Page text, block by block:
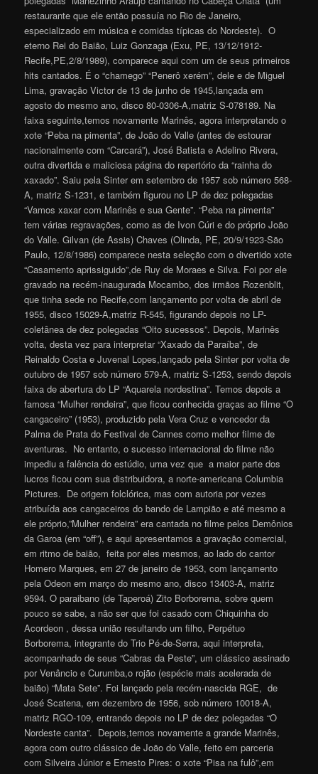
restaurante que ele então possuía no Rio de Janeiro,
especializado em música e comidas típicas do Nordeste). O
eterno Rei do Baião, Luiz Gonzaga (Exu, PE, 13/12/1912-
Recife,PE,2/8/1989), comparece aqui com um de seus primeiros
hits cantados. É o “chamego” “Penerô xerém”, dele e de Miguel
Lima, gravação Victor de 13 de junho de 1945,lançada em
agosto do mesmo ano, disco 80-0306-A,matriz S-078189. Na
faixa seguinte,temos novamente Marinês, agora interpretando o
xote “Peba na pimenta”, de João do Valle (antes de estourar
nacionalmente com “Carcará”), José Batista e Adelino Rivera,
outra divertida e maliciosa página do repertório da “rainha do
xaxado”. Saiu pela Sinter em setembro de 1957 sob número 568-
A, matriz S-1231, e também figurou no LP de dez polegadas
“Vamos xaxar com Marinês e sua Gente”. “Peba na pimenta”
tem várias regravações, como as de Ivon Cúri e do próprio João
do Valle. Gilvan (de Assis) Chaves (Olinda, PE, 20/9/1923-São
Paulo, 12/8/1986) comparece nesta seleção com o divertido xote
“Casamento aprissiguido”,de Ruy de Moraes e Silva. Foi por ele
gravado na recém-inaugurada Mocambo, dos irmãos Rozenblit,
que tinha sede no Recife,com lançamento por volta de abril de
1955, disco 15029-A,matriz R-545, figurando depois no LP-
coletânea de dez polegadas “Oito sucessos”. Depois, Marinês
volta, desta vez para interpretar “Xaxado da Paraíba”, de
Reinaldo Costa e Juvenal Lopes,lançado pela Sinter por volta de
outubro de 1957 sob número 579-A, matriz S-1253, sendo depois
faixa de abertura do LP “Aquarela nordestina”. Temos depois a
famosa “Mulher rendeira”, que ficou conhecida graças ao filme “O
cangaceiro” (1953), produzido pela Vera Cruz e vencedor da
Palma de Prata do Festival de Cannes como melhor filme de
aventuras. No entanto, o sucesso internacional do filme não
impediu a falência do estúdio, uma vez que a maior parte dos
lucros ficou com sua distribuidora, a norte-americana Columbia
Pictures. De origem folclórica, mas com autoria por vezes
atribuída aos cangaceiros do bando de Lampião e até mesmo a
ele próprio,”Mulher rendeira” era cantada no filme pelos Demônios
da Garoa (em “off”), e aqui apresentamos a gravação comercial,
em ritmo de baião, feita por eles mesmos, ao lado do cantor
Homero Marques, em 27 de janeiro de 1953, com lançamento
pela Odeon em março do mesmo ano, disco 13403-A, matriz
9594. O paraibano (de Taperoá) Zito Borborema, sobre quem
pouco se sabe, a não ser que foi casado com Chiquinha do
Acordeon , dessa união resultando um filho, Perpétuo
Borborema, integrante do Trio Pé-de-Serra, aqui interpreta,
acompanhado de seus “Cabras da Peste”, um clássico assinado
por Venâncio e Curumba,o rojão (espécie mais acelerada de
baião) “Mata Sete”. Foi lançado pela recém-nascida RGE, de
José Scatena, em dezembro de 1956, sob número 10018-A,
matriz RGO-109, entrando depois no LP de dez polegadas “O
Nordeste canta”. Depois,temos novamente a grande Marinês,
agora com outro clássico de João do Valle, feito em parceria
com Silveira Júnior e Ernesto Pires: o xote “Pisa na fulô”,em